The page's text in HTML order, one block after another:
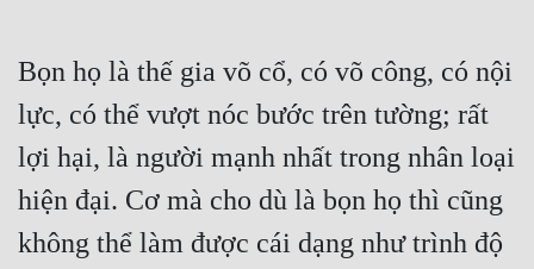
Ngôn Tình
Ngược
Nữ Cường
Nữ Phụ
Bọn họ là thế gia võ cổ, có võ công, có nội
lực, có thể vượt nóc bước trên tường; rất
lợi hại, là người mạnh nhất trong nhân loại
hiện đại. Cơ mà cho dù là bọn họ thì cũng
không thể làm được cái dạng như trình độ